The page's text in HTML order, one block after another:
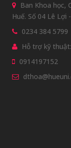
Ban Khoa học,
Huế. Số 04 Lê Lợi
0234 384 5799
Hỗ trợ kỹ
0914197152